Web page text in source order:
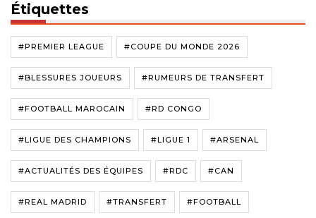
Étiquettes
#PREMIER LEAGUE #COUPE DU MONDE 2026
#BLESSURES JOUEURS #RUMEURS DE TRANSFERT
#FOOTBALL MAROCAIN #RD CONGO
#LIGUE DES CHAMPIONS #LIGUE 1 #ARSENAL
#ACTUALITÉS DES ÉQUIPES #RDC #CAN
#REAL MADRID #TRANSFERT #FOOTBALL